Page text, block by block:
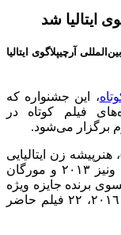
ایتالیا شد
آرچیپلاگوی ایتالیا
، این جشنواره که
فیلم كوتاه در
هنرپیشه زن ایتالیایی
برنده جایزه بهترین بازیگری زن از جشنواره ونیز ٢٠١٣ و مورگان
برنده جایزه ویژه
۲۲فیلم حاضر